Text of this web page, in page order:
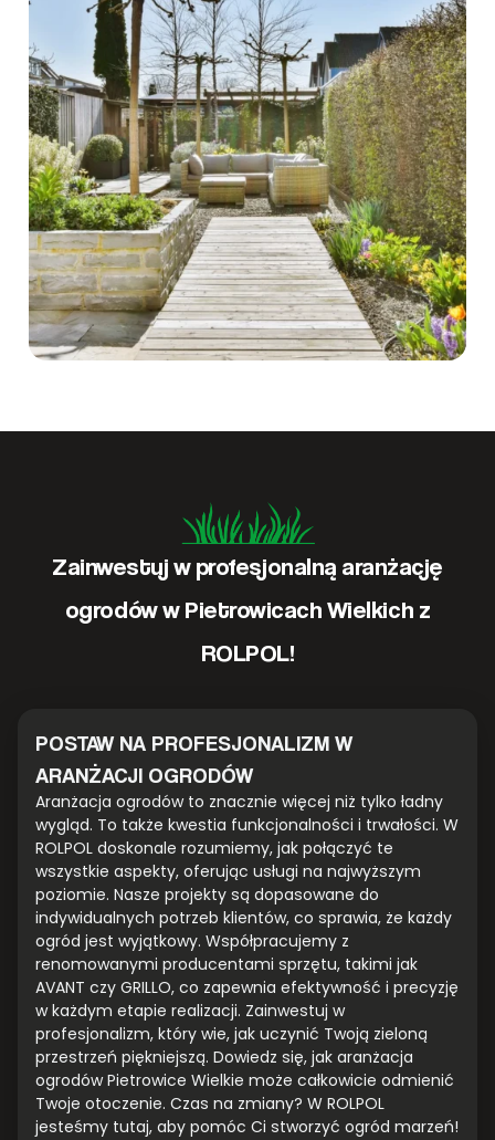
Zainwestuj w profesjonalną aranżację
ogrodów w Pietrowicach Wielkich z
ROLPOL!
POSTAW NA PROFESJONALIZM W
ARANŻACJI OGRODÓW
Aranżacja ogrodów to znacznie więcej niż tylko ładny
wygląd. To także kwestia funkcjonalności i trwałości. W
ROLPOL doskonale rozumiemy, jak połączyć te
wszystkie aspekty, oferując usługi na najwyższym
poziomie. Nasze projekty są dopasowane do
indywidualnych potrzeb klientów, co sprawia, że każdy
ogród jest wyjątkowy. Współpracujemy z
renomowanymi producentami sprzętu, takimi jak
AVANT czy GRILLO, co zapewnia efektywność i precyzję
w każdym etapie realizacji. Zainwestuj w
profesjonalizm, który wie, jak uczynić Twoją zieloną
przestrzeń piękniejszą. Dowiedz się, jak aranżacja
ogrodów Pietrowice Wielkie może całkowicie odmienić
Twoje otoczenie. Czas na zmiany? W ROLPOL
jesteśmy tutaj, aby pomóc Ci stworzyć ogród marzeń!